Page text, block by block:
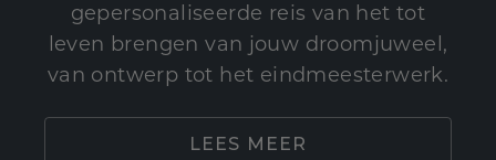
gepersonaliseerde reis van het tot
leven brengen van jouw droomjuweel,
van ontwerp tot het eindmeesterwerk.
LEES MEER